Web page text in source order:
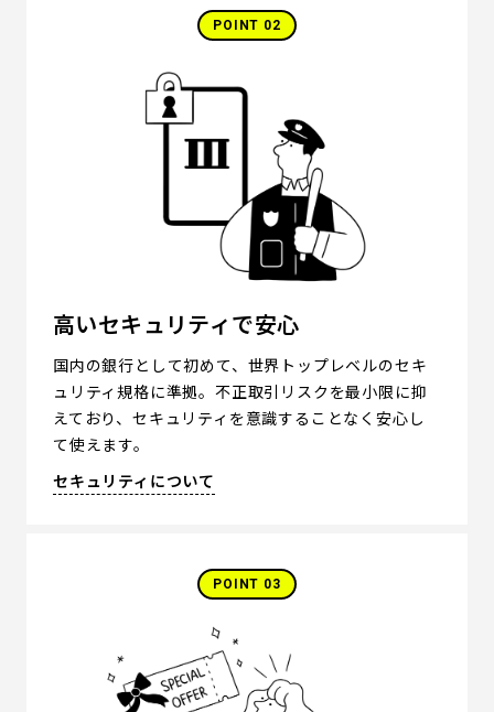
POINT 02
高いセキュリティで安心
国内の銀行として初めて、世界トップレベルのセキ
ュリティ規格に準拠。不正取引リスクを最小限に抑
えており、セキュリティを意識することなく安心し
て使えます。
セキュリティについて
POINT 03